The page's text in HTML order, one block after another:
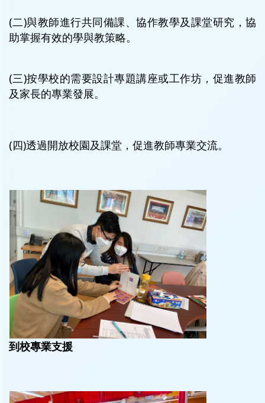
(二)與教師進行共同備課、協作教學及課堂研究，協
助掌握有效的學與教策略。
(三)按學校的需要設計專題講座或工作坊，促進教師
及家長的專業發展。
(四)透過開放校園及課堂，促進教師專業交流。
到校專業支援